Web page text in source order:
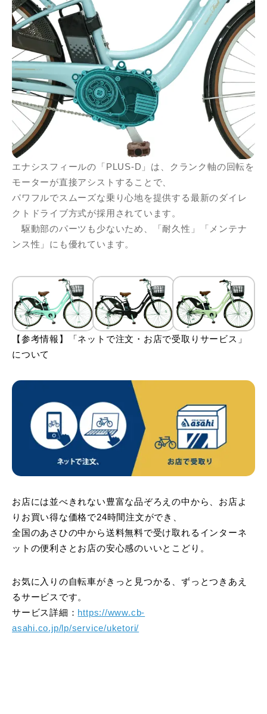
エナシスフィールの「PLUS-D」は、クランク軸の回転を
モーターが直接アシストすることで、
パワフルでスムーズな乗り心地を提供する最新のダイレ
クトドライブ方式が採用されています。
駆動部のパーツも少ないため、「耐久性」「メンテナ
ンス性」にも優れています。
【参考情報】「ネットで注文・お店で受取りサービス」
について
お店には並べきれない豊富な品ぞろえの中から、お店よ
りお買い得な価格で24時間注文ができ、
全国のあさひの中から送料無料で受け取れるインターネ
ットの便利さとお店の安心感のいいとこどり。
お気に入りの自転車がきっと見つかる、ずっとつきあえ
るサービスです。
サービス詳細： https://www.cb-
asahi.co.jp/lp/service/uketori/